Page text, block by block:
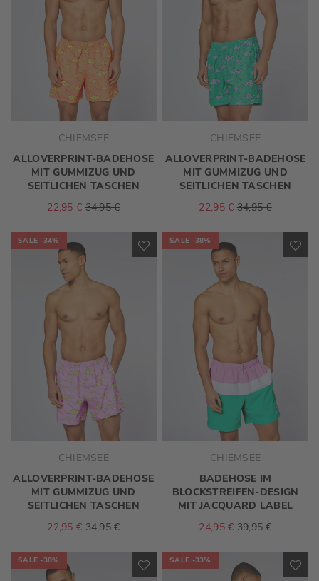
CHIEMSEE
ALLOVERPRINT-BADEHOSE
MIT GUMMIZUG UND
SEITLICHEN TASCHEN
22,95 € 34,95 €
CHIEMSEE
ALLOVERPRINT-BADEHOSE
MIT GUMMIZUG UND
SEITLICHEN TASCHEN
22,95 € 34,95 €
SALE -34%
ZUR
WUNSCHLISTE
HINZUFÜGEN
CHIEMSEE
ALLOVERPRINT-BADEHOSE
MIT GUMMIZUG UND
SEITLICHEN TASCHEN
22,95 € 34,95 €
SALE -38%
CHIEMSEE
BADEHOSE IM
BLOCKSTREIFEN-DESIGN
MIT JACQUARD LABEL
24,95 € 39,95 €
SALE -38%
ZURSALE -33%